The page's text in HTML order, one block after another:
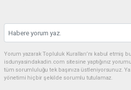
Yorum yazarak Topluluk Kuralları’nı kabul etmiş
isdunyasindakadin.com sitesine yaptığınız
tüm sorumluluğu tek başınıza üstleniyorsunuz.
yönetimi hiçbir şekilde sorumlu tutulamaz.